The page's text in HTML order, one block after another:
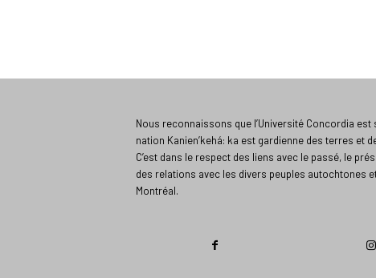
Nous reconnaissons que l’Université Concordia
nation Kanien’kehá: ka est gardienne des terres et
C’est dans le respect des liens avec le passé, le
des relations avec les divers peuples autochtones
Montréal.​